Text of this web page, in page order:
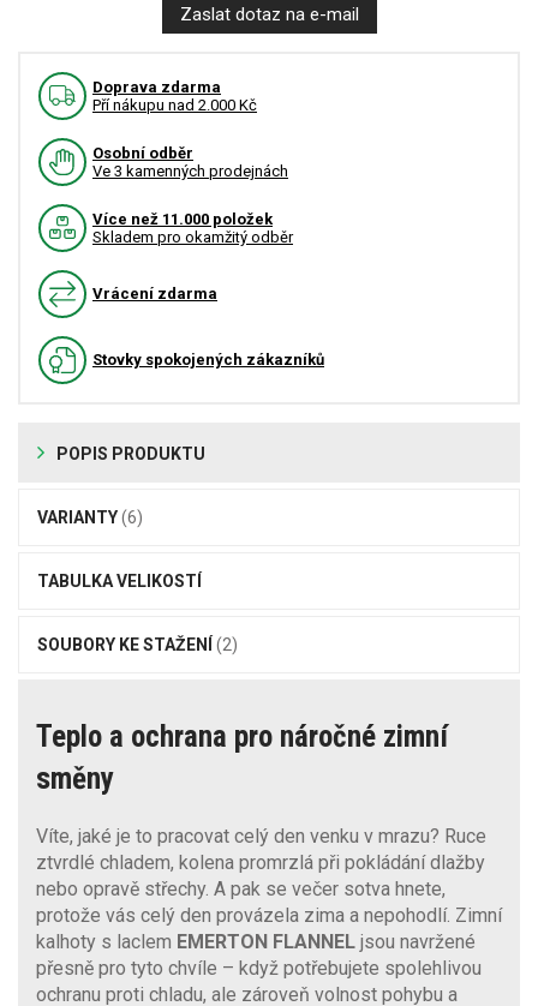
Zaslat dotaz na e-mail
Doprava zdarma
Pří nákupu nad 2.000 Kč
Osobní odběr
Ve 3 kamenných prodejnách
Více než 11.000 položek
Skladem pro okamžitý odběr
Vrácení zdarma
Stovky spokojených zákazníků
POPIS PRODUKTU
VARIANTY(6)
TABULKA VELIKOSTÍ
SOUBORY KE STAŽENÍ (2)
Teplo a ochrana pro náročné zimní
směny
Víte, jaké je to pracovat celý den venku v mrazu? Ruce
ztvrdlé chladem, kolena promrzlá při pokládání dlažby
nebo opravě střechy. A pak se večer sotva hnete,
protože vás celý den provázela zima a nepohodlí. Zimní
kalhoty s laclem EMERTON FLANNEL jsou navržené
přesně pro tyto chvíle – když potřebujete spolehlivou
ochranu proti chladu, ale zároveň volnost pohybu a